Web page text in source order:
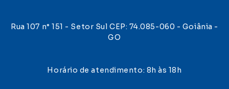
Rua 107 n° 151 - Setor Sul CEP: 74.085-060 - Goiânia -
GO
Horário de atendimento: 8h às 18h